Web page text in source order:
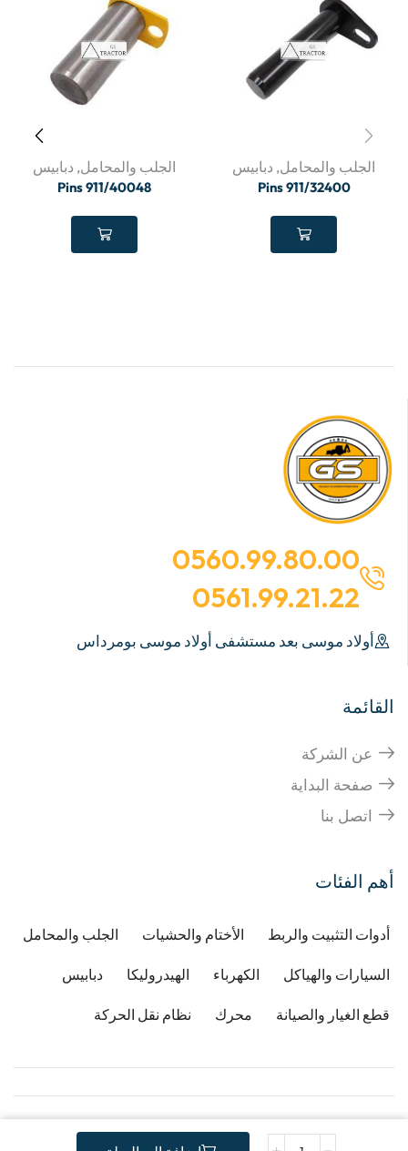
الجلب والمحامل, دبابيس
Pins 911/32400
الجلب والمحامل, دبابيس
Pins 911/40048
0560.99.80.00
0561.99.21.22
أولاد موسى بعد مستشفى أولاد موسى بومرداس
القائمة
عن الشركة
صفحة البداية
اتصل بنا
أهم الفئات
أدوات التثبيت والربط الأختام والحشيات الجلب والمحامل
السيارات والهياكل الكهرباء الهيدروليكا دبابيس
قطع الغيار والصيانة محرك نظام نقل الحركة
Copyright © 2026Developped by Djafri idir